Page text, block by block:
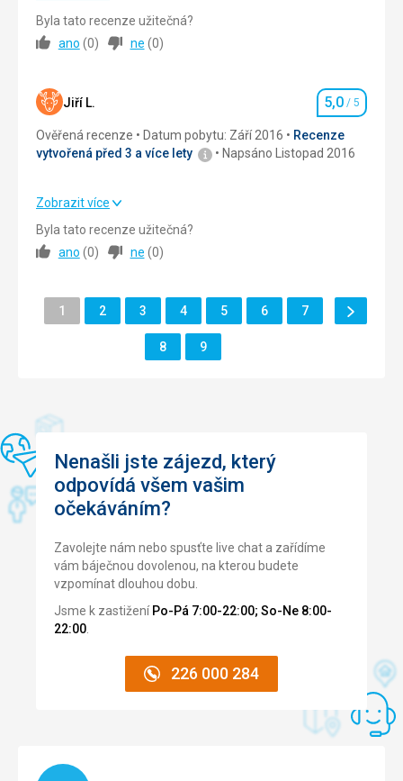
Strava
Ubytování
Služby 5,0/ 5
Cena 5,0/ 5
Byla tato recenze užitečná?
ano (0) ne (0)
Jiří L. Hodnocení
5,0 / 5
Ověřená recenze Datum pobytu: Září 2016
Recenze
vytvořená před 3 a více lety
Napsáno Listopad 2016
Strava
Ubytování
Služby 5,0/ 5
Zobrazit více
Byla tato recenze užitečná?
ano (0) ne (0)
Stránka
1 Stránka
2 Stránka
3 Stránka
4 Stránka
5 Stránka
6 Stránka
7
Stránka
8 Stránka
9
Další
Stránka
Nenašli jste zájezd, který
odpovídá všem vašim
očekáváním?
Zavolejte nám nebo spusťte live chat a zařídíme
vám báječnou dovolenou, na kterou budete
vzpomínat dlouhou dobu.
Jsme k zastižení Po-Pá 7:00-22:00; So-Ne 8:00-
22:00.
226 000 284
Načítám